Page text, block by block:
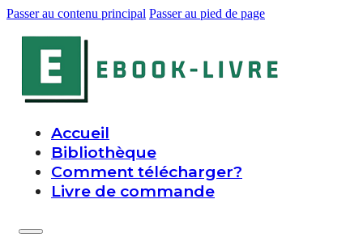
Passer au contenu principal Passer au pied de page
Accueil
Bibliothèque
Comment télécharger?
Livre de commande